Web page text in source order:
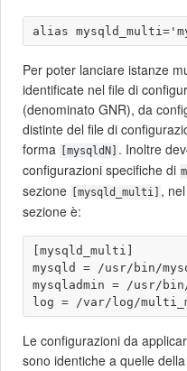
Per poter lanciare istanze
identificate nel file di
(denominato GNR), da
distinte del file di
forma
[mysqldN]
. Inoltre
configurazioni specifiche di
sezione
[mysqld_multi]
,
sezione è:
[mysqld_multi]
mysqld = /usr/bin/
mysqladmin = /usr/bin/
Le configurazioni da
sono identiche a quelle